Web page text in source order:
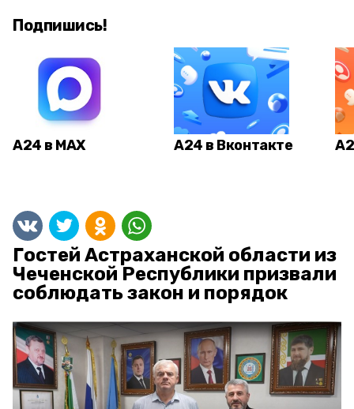
Подпишись!
А24 в MAX А24 в Вконтакте
Гостей Астраханской области из
Чеченской Республики призвали
соблюдать закон и порядок